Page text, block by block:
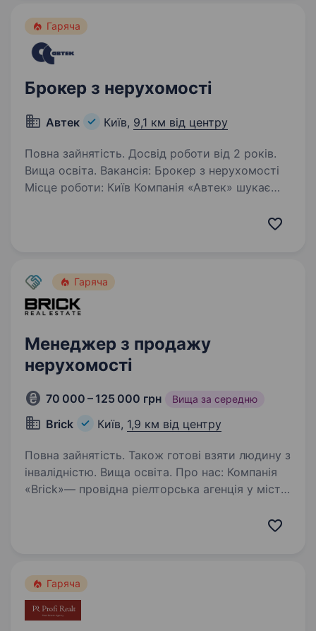
Гаряча
Брокер з нерухомості
Автек Київ, 9,1 км від центру
Повна зайнятість. Досвід роботи від 2 років.
Вища освіта. Вакансія: Брокер з нерухомості
Місце роботи: Київ Компанія «Автек» шукає
Гаряча
Менеджер з продажу
нерухомості
70 000 – 125 000 грн Вища за середню
Brick Київ, 1,9 км від центру
Повна зайнятість. Також готові взяти людину з
інвалідністю. Вища освіта. Про нас: Компанія
«Brіck»— провідна ріелторська агенція у місті
Гаряча